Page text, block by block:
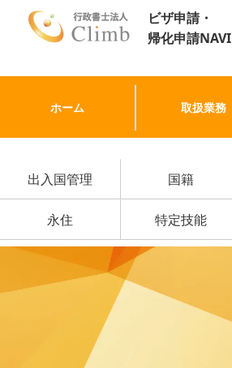
ビザ申請・
帰化申請NAVI
ホーム 取扱業務
出入国管理 国籍
永住 特定技能